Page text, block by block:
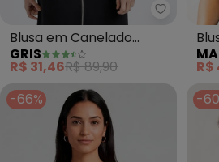
Gris -
Blusa em Canelado
Aveludado (Off White)
GRIS
R$ 31,46R$ 89,90 R$
-66%
-